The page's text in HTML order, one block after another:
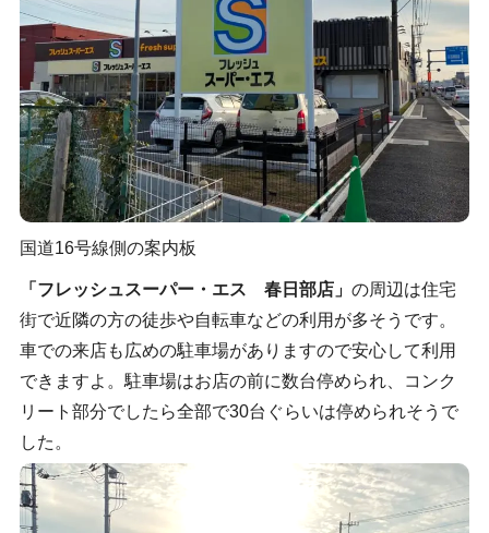
国道16号線側の案内板
「フレッシュスーパー・エス 春日部店」 の周辺は住宅
街で近隣の方の徒歩や自転車などの利用が多そうです。
車での来店も広めの駐車場がありますので安心して利用
できますよ。駐車場はお店の前に数台停められ、コンク
リート部分でしたら全部で30台ぐらいは停められそうで
した。